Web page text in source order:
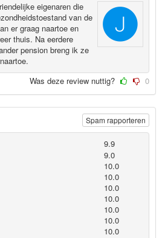
eigenaren die
van de
er graag naartoe en
thuis. Na eerdere
pension breng ik ze
Was deze review nuttig? 0
9.9
9.0
10.0
10.0
10.0
10.0
10.0
10.0
10.0
Spam rapporteren